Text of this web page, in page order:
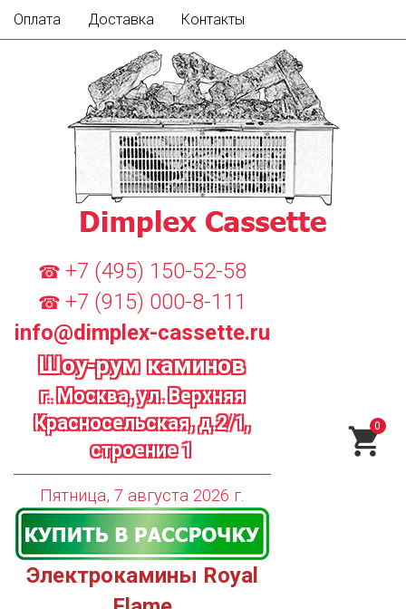
Оплата Доставка Контакты
☎ +7 (495) 150-52-58
☎ +7 (915) 000-8-111
info@dimplex-cassette.ru
Шоу-рум каминов
г. Москва, ул. Верхняя
Красносельская, д.2/1,
строение 1
Пятница, 7 августа 2026 г.
Электрокамины Royal
0